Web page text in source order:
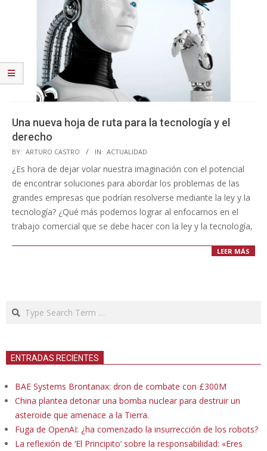
Una nueva hoja de ruta para la tecnología y el
derecho
2020-
11-
11
BY: ARTURO CASTRO IN: ACTUALIDAD
¿Es hora de dejar volar nuestra imaginación con el potencial
de encontrar soluciones para abordar los problemas de las
grandes empresas que podrían resolverse mediante la ley y la
tecnología? ¿Qué más podemos lograr al enfocarnos en el
trabajo comercial que se debe hacer con la ley y la tecnología,
LEER MÁS
Search
ENTRADAS RECIENTES
BAE Systems Brontanax: dron de combate con £300M
China plantea detonar una bomba nuclear para destruir un
asteroide que amenace a la Tierra.
Fuga de OpenAI: ¿ha comenzado la insurrección de los robots?
La reflexión de ‘El Principito’ sobre la responsabilidad: «Eres